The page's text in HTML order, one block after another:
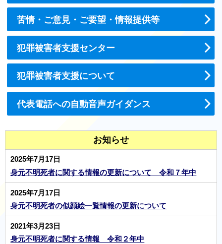
苦情・ご意見・ご要望・情報提供等
犯罪被害者支援センター
犯罪被害者支援について
代表電話への自動音声ガイダンス
お知らせ
2025年7月17日
身元不明死者に関する情報の更新について 令和７年中
2025年7月17日
身元不明死者の似顔絵一覧情報の更新について
2021年3月23日
身元不明死者に関する情報 令和２年中